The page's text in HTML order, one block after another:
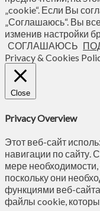
„cookie“. Если Вы
„Соглашаюсь“. Вы
изменив настройки
СОГЛАШАЮСЬ
Privacy & Cookies
Close
Privacy Overview
Этот веб-сайт
навигации по
мере
поскольку они
функциями веб-
файлы cookie,